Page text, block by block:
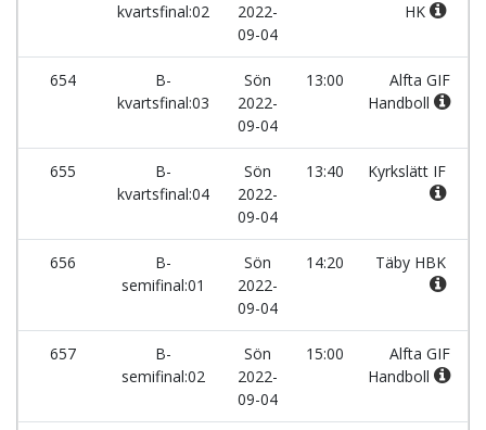
kvartsfinal:02
2022-
09-04
HK
654
B-
kvartsfinal:03
Sön
2022-
09-04
13:00
Alfta GIF
Handboll
655
B-
kvartsfinal:04
Sön
2022-
09-04
13:40 Kyrkslätt IF
656
B-
semifinal:01
Sön
2022-
09-04
14:20 Täby HBK
657
B-
semifinal:02
Sön
2022-
09-04
15:00
Alfta GIF
Handboll